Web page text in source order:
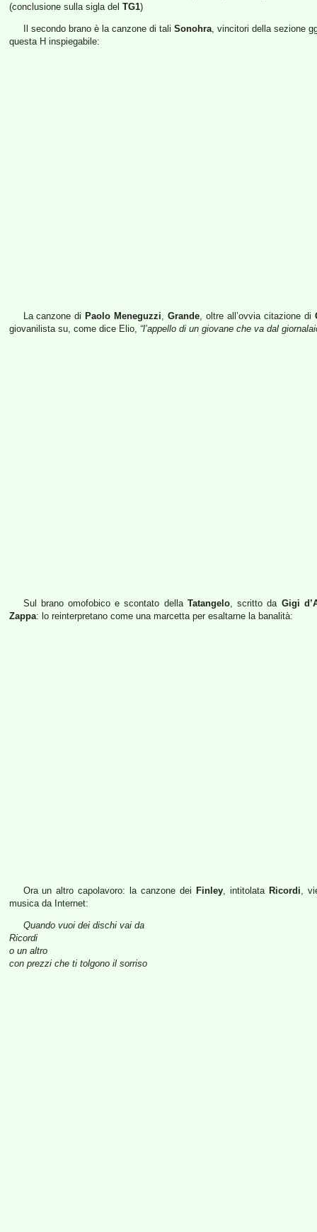
(conclusione sulla sigla del TG1)
Il secondo brano è la canzone di tali Sonohra, vincitori della sezione
questa H inspiegabile:
La canzone di Paolo Meneguzzi,Grande, oltre all’ovvia citazione di
giovanilista su, come dice Elio, “l’appello di un giovane che va dal
Sul brano omofobico e scontato della Tatangelo, scritto da Gigi
Zappa: lo reinterpretano come una marcetta per esaltarne la banalità:
Ora un altro capolavoro: la canzone dei Finley, intitolata Ricordi,
musica da Internet:
Quando vuoi dei dischi vai da
Ricordi
o un altro
con prezzi che ti tolgono il sorriso